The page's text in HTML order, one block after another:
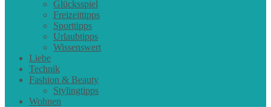
Glücksspiel
Freizeittipps
Sporttipps
Urlaubtipps
Wissenswert
Liebe
Technik
Fashion & Beauty
Stylingtipps
Wohnen